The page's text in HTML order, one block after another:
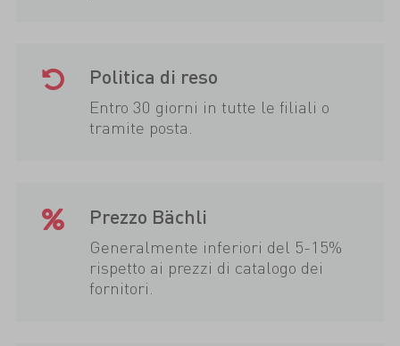
Politica di reso
Entro 30 giorni in tutte le filiali o
tramite posta.
Prezzo Bächli
Generalmente inferiori del 5-15%
rispetto ai prezzi di catalogo dei
fornitori.